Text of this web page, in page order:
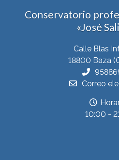
Conservatorio
«José
Calle Blas
18800 Baza
Correo
10:00 -